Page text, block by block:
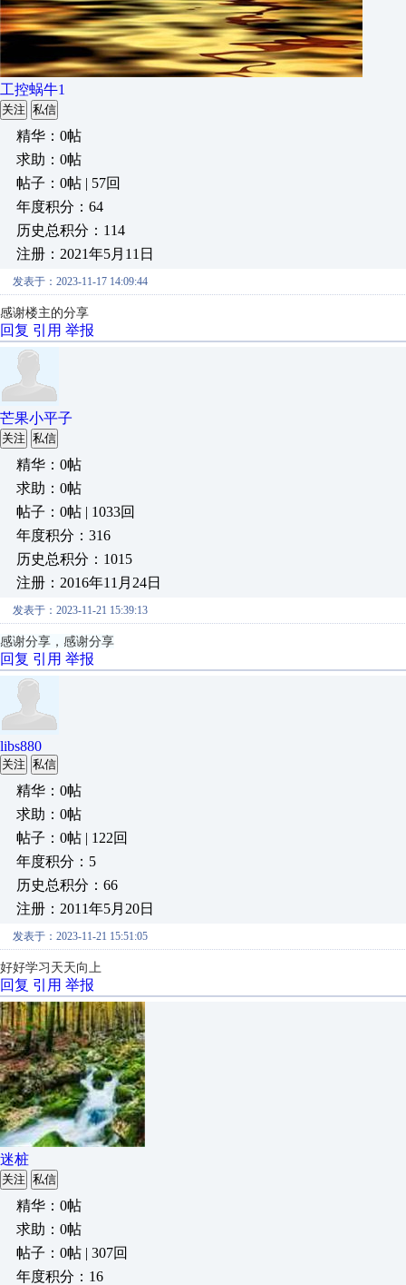
工控蜗牛1
关注 私信
精华：0帖
求助：0帖
帖子：0帖 | 57回
年度积分：64
历史总积分：114
注册：2021年5月11日
发表于：2023-11-17 14:09:44
感谢楼主的分享
回复 引用 举报
芒果小平子
关注 私信
精华：0帖
求助：0帖
帖子：0帖 | 1033回
年度积分：316
历史总积分：1015
注册：2016年11月24日
发表于：2023-11-21 15:39:13
感谢分享，感谢分享
回复 引用 举报
libs880
关注 私信
精华：0帖
求助：0帖
帖子：0帖 | 122回
年度积分：5
历史总积分：66
注册：2011年5月20日
发表于：2023-11-21 15:51:05
好好学习天天向上
回复 引用 举报
迷桩
关注 私信
精华：0帖
求助：0帖
帖子：0帖 | 307回
年度积分：16